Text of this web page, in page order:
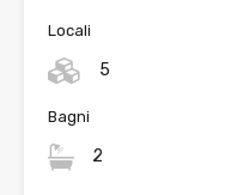
Locali
5
Bagni
2